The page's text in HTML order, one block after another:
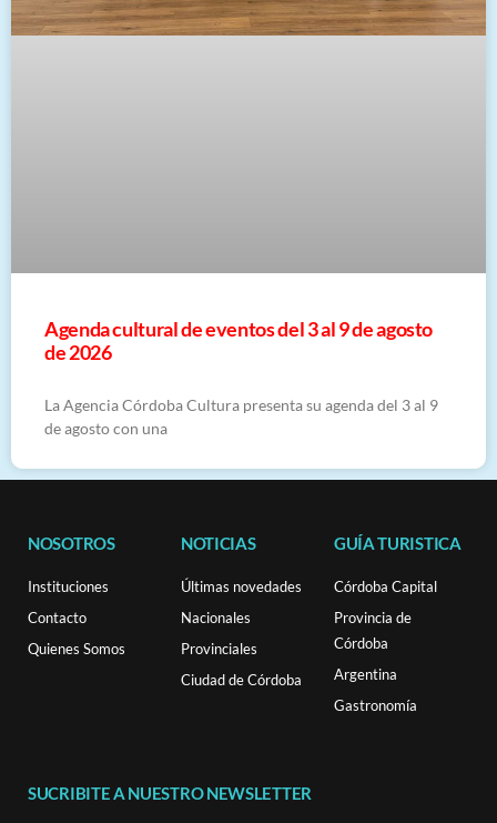
​Agenda cultural de eventos del 3 al 9 de agosto
de 2026
La Agencia Córdoba Cultura presenta su agenda del 3 al 9
de agosto con una
NOSOTROS
Instituciones
Contacto
Quienes Somos
NOTICIAS
Últimas novedades
Nacionales
Provinciales
Ciudad de Córdoba
GUÍA TURISTICA
Córdoba Capital
Provincia de
Córdoba
Argentina
Gastronomía
SUCRIBITE A NUESTRO NEWSLETTER